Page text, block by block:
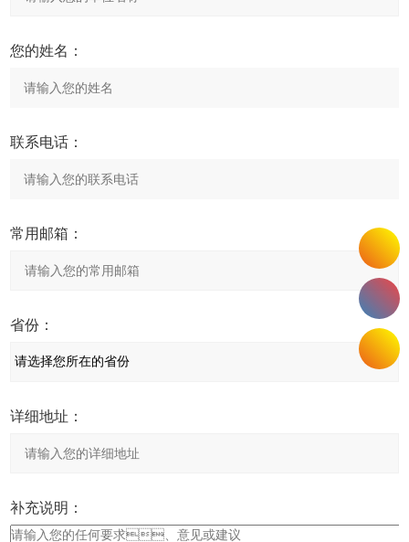
您的姓名：
联系电话：
常用邮箱：
省份：
详细地址：
补充说明：